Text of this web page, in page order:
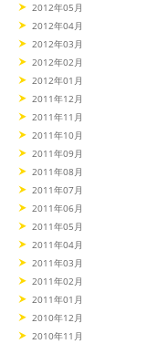
2012年05月
2012年04月
2012年03月
2012年02月
2012年01月
2011年12月
2011年11月
2011年10月
2011年09月
2011年08月
2011年07月
2011年06月
2011年05月
2011年04月
2011年03月
2011年02月
2011年01月
2010年12月
2010年11月